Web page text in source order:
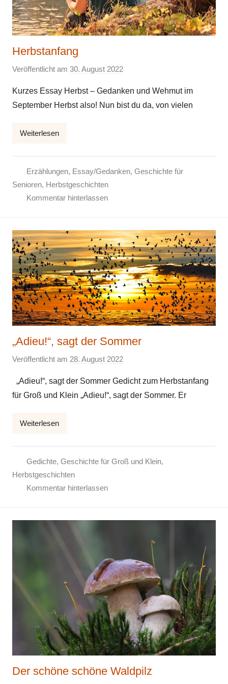
Herbstanfang
Veröffentlicht am 30. August 2022
n
E
Kurzes Essay Herbst – Gedanken und Wehmut im
September Herbst also! Nun bist du da, von vielen
Weiterlesen
Erzählungen, Essay/Gedanken, Geschichte für
Senioren, Herbstgeschichten
Kommentar hinterlassen
„Adieu!“, sagt der Sommer
Veröffentlicht am 28. August 2022
n
E
„Adieu!“, sagt der Sommer Gedicht zum Herbstanfang
für Groß und Klein „Adieu!“, sagt der Sommer. Er
Weiterlesen
Gedichte, Geschichte für Groß und Klein,
Herbstgeschichten
Kommentar hinterlassen
Der schöne schöne Waldpilz